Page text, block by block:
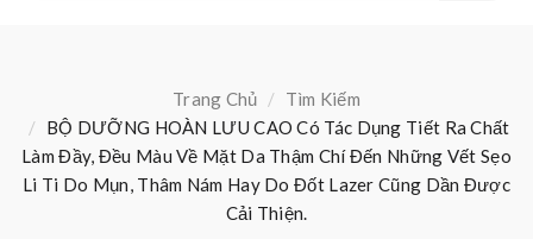
Trang Chủ
Tìm Kiếm
BỘ DƯỠNG HOÀN LƯU CAO Có Tác Dụng Tiết Ra Chất
Làm Đầy, Đều Màu Về Mặt Da Thậm Chí Đến Những Vết Sẹo
Li Ti Do Mụn, Thâm Nám Hay Do Đốt Lazer Cũng Dần Được
Cải Thiện.